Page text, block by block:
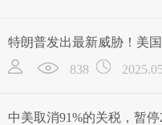
特朗普发出最新威胁！美
838
中美取消91%的关税，暂停